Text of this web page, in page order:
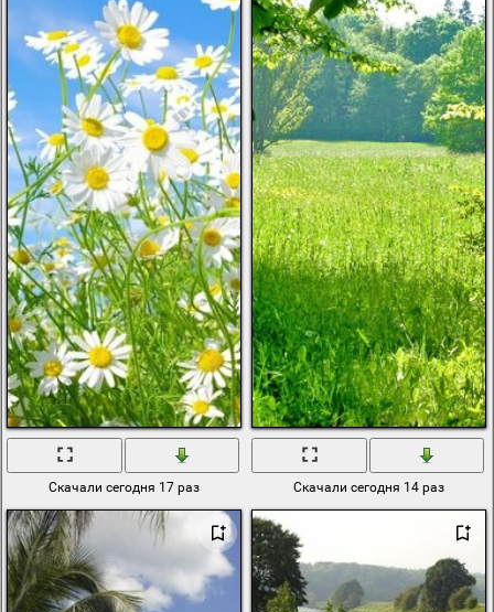
Скачали сегодня 17 раз Скачали сегодня 14 раз